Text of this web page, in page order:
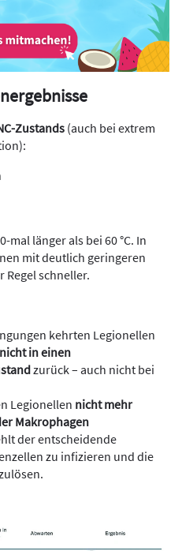
Zustands (auch bei extrem
mal länger als bei 60 °C. In
mit deutlich geringeren
Regel schneller.
kehrten Legionellen
nicht in einen
zurück – auch nicht bei
Legionellen nicht mehr
Makrophagen
der entscheidende
zu infizieren und die